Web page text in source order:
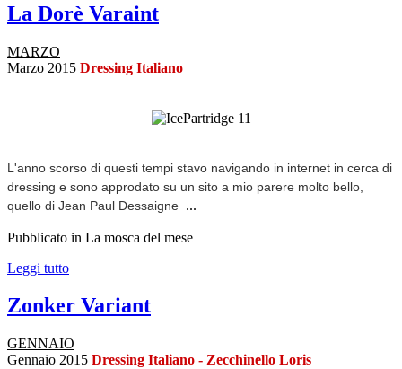
La Dorè Varaint
MARZO
Marzo 2015 Dressing Italiano
L'anno scorso di questi tempi stavo navigando in internet in cerca di
dressing e sono approdato su un sito a mio parere molto bello,
quello di Jean Paul Dessaigne ...
Pubblicato in La mosca del mese
Leggi tutto
Zonker Variant
GENNAIO
Gennaio 2015 Dressing Italiano - Zecchinello Loris